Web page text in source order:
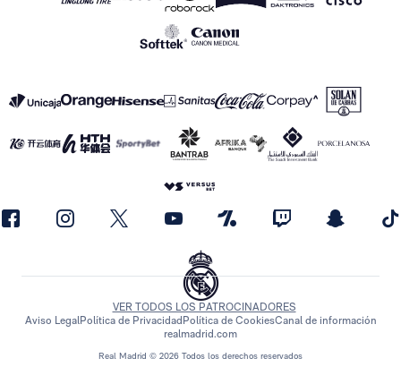
Real Madrid © 2026 Todos los derechos reservados
VER TODOS LOS PATROCINADORES
Aviso LegalPolítica de Privacidad Política de CookiesCanal de información
realmadrid.com